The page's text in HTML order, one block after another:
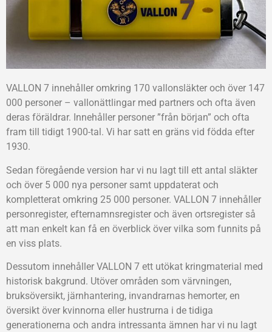
VALLON 7 innehåller omkring 170 vallonsläkter och över 147
000 personer – vallonättlingar med partners och ofta även
deras föräldrar. Innehåller personer ”från början” och ofta
fram till tidigt 1900-tal. Vi har satt en gräns vid födda efter
1930.
Sedan föregående version har vi nu lagt till ett antal släkter
och över 5 000 nya personer samt uppdaterat och
kompletterat omkring 25 000 personer. VALLON 7 innehåller
personregister, efternamnsregister och även ortsregister så
att man enkelt kan få en överblick över vilka som funnits på
en viss plats.
Dessutom innehåller VALLON 7 ett utökat kringmaterial med
historisk bakgrund. Utöver områden som värvningen,
bruksöversikt, järnhantering, invandrarnas hemorter, en
översikt över kvinnorna eller hustrurna i de tidiga
generationerna och andra intressanta ämnen har vi nu lagt